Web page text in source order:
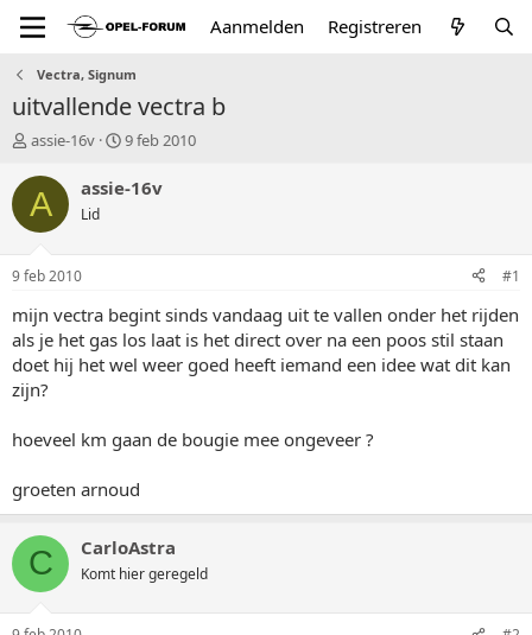
Aanmelden Registreren
Vectra, Signum
uitvallende vectra b
T
p
i
a
r
t
e
r
assie-16v
S
u
m
9 feb 2010
A assie-16v
Lid
9 feb 2010 #1
mijn vectra begint sinds vandaag uit te vallen onder het rijden
als je het gas los laat is het direct over na een poos stil staan
doet hij het wel weer goed heeft iemand een idee wat dit kan
zijn?
hoeveel km gaan de bougie mee ongeveer ?
groeten arnoud
C CarloAstra
Komt hier geregeld